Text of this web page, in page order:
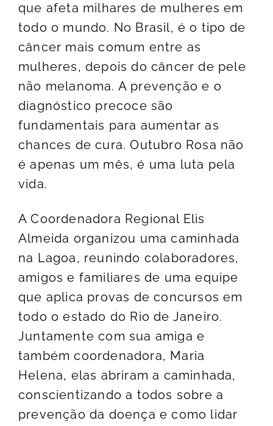
que afeta milhares de mulheres em
todo o mundo. No Brasil, é o tipo de
câncer mais comum entre as
mulheres, depois do câncer de pele
não melanoma. A prevenção e o
diagnóstico precoce são
fundamentais para aumentar as
chances de cura. Outubro Rosa não
é apenas um mês, é uma luta pela
vida.
A Coordenadora Regional Elis
Almeida organizou uma caminhada
na Lagoa, reunindo colaboradores,
amigos e familiares de uma equipe
que aplica provas de concursos em
todo o estado do Rio de Janeiro.
Juntamente com sua amiga e
também coordenadora, Maria
Helena, elas abriram a caminhada,
conscientizando a todos sobre a
prevenção da doença e como lidar